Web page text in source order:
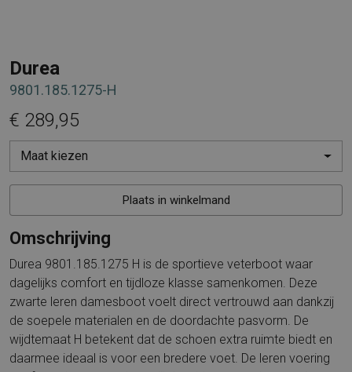
Durea
9801.185.1275-H
€ 289,95
Maat kiezen
Plaats in winkelmand
Omschrijving
Durea 9801.185.1275 H is de sportieve veterboot waar
dagelijks comfort en tijdloze klasse samenkomen. Deze
zwarte leren damesboot voelt direct vertrouwd aan dankzij
de soepele materialen en de doordachte pasvorm. De
wijdtemaat H betekent dat de schoen extra ruimte biedt en
daarmee ideaal is voor een bredere voet. De leren voering